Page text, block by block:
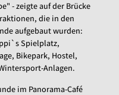
- zeigte auf der Brücke
die in den
aufgebaut wurden:
Spielplatz,
Bikepark, Hostel,
Anlagen.
im Panorama-Café